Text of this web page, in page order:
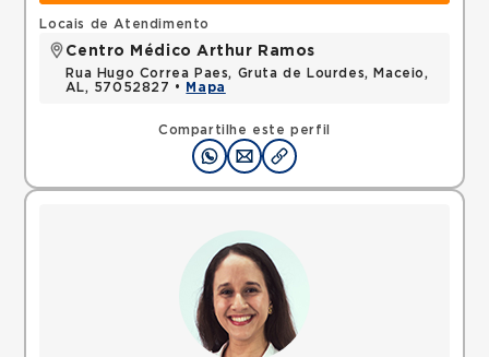
Compartilhe este perfil
Locais de Atendimento
Centro Médico Arthur Ramos
Rua Hugo Correa Paes, Gruta de Lourdes, Maceio,
AL, 57052827 •
Mapa